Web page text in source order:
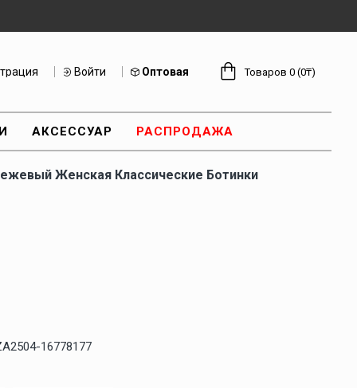
Войти Оптовая Товаров 0 (0₸)
АКСЕССУАР РАСПРОДАЖА
Женская Классические Ботинки
16778177